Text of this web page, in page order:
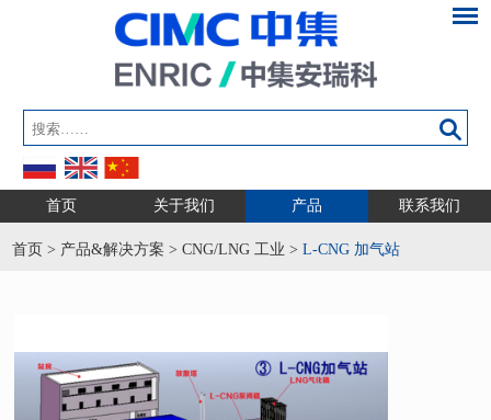
首页 关于我们 产品 联系我们
首页 > 产品&解决方案 >CNG/LNG 工业 >L-CNG 加气站